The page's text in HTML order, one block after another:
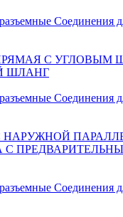
Соединения
С УГЛОВЫМ
ШЛАНГ
Соединения
НАРУЖНОЙ
С
Соединения